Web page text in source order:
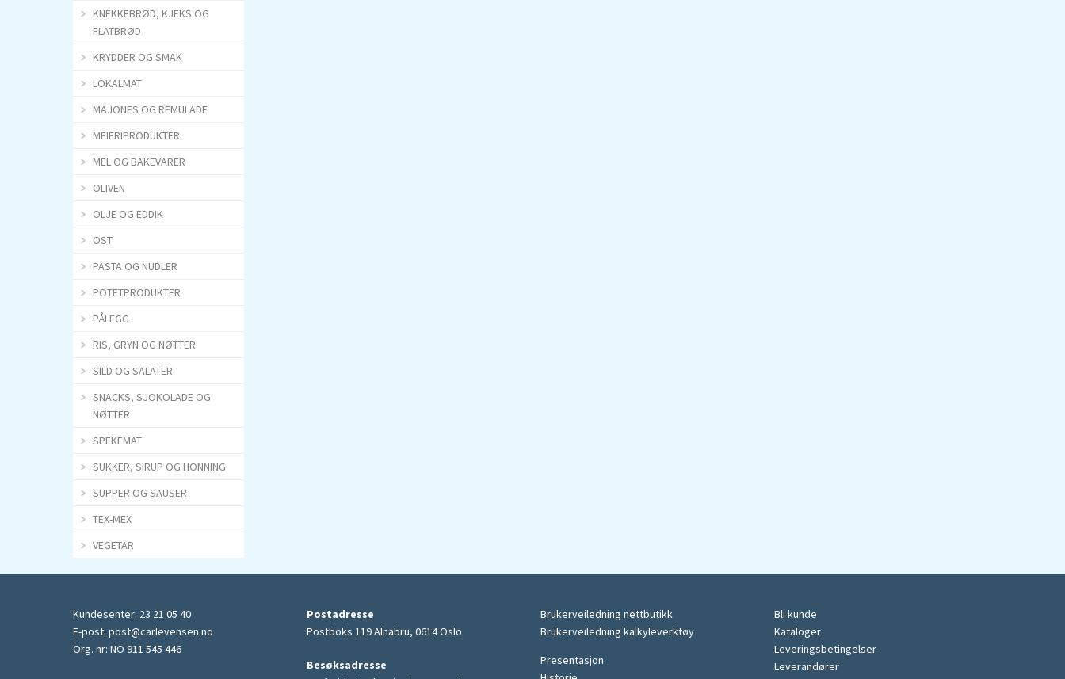
KNEKKEBRØD, KJEKS OG
FLATBRØD
KRYDDER OG SMAK
LOKALMAT
MAJONES OG REMULADE
MEIERIPRODUKTER
MEL OG BAKEVARER
OLIVEN
OLJE OG EDDIK
OST
PASTA OG NUDLER
POTETPRODUKTER
PÅLEGG
RIS, GRYN OG NØTTER
SILD OG SALATER
SNACKS, SJOKOLADE OG
NØTTER
SPEKEMAT
SUKKER, SIRUP OG HONNING
SUPPER OG SAUSER
TEX-MEX
VEGETAR
Kundesenter: 23 21 05 40
E-post: post@carlevensen.no
Org. nr: NO 911 545 446
Postadresse
Postboks 119 Alnabru, 0614 Oslo
Besøksadresse
Brukerveiledning nettbutikk
Brukerveiledning kalkyleverktøy
Presentasjon
Bli kunde
Kataloger
Leveringsbetingelser
Leverandører